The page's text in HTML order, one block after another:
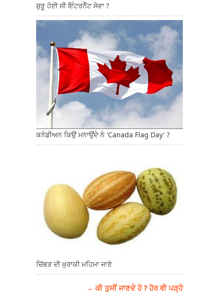
ਸ਼ੁਰੂ ਹੋਈ ਸੀ ਇੰਟਰਨੈੱਟ ਸੇਵਾ ?
ਕਨੇਡੀਅਨ ਕਿਉਂ ਮਨਾਉਂਦੇ ਨੇ 'Canada Flag Day' ?
ਚਿੱਭੜ ਦੀ ਖ਼ੁਰਾਕੀ ਮਹਿਮਾ ਜਾਣੋ
→ ਕੀ ਤੁਸੀਂ ਜਾਣਦੇ ਹੋ ? ਹੋਰ ਵੀ ਪੜ੍ਹੋ